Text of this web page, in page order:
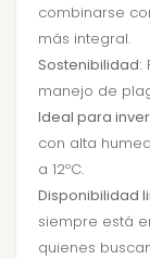
combinarse
más integral.
Sostenibilidad:
manejo de
Ideal para
con alta
a 12ºC.
Disponibilidad
siempre está
quienes